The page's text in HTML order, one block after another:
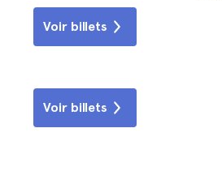
Voir billets
Voir billets